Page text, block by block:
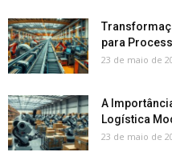
para
23 de maio de
A
Logística
23 de maio de